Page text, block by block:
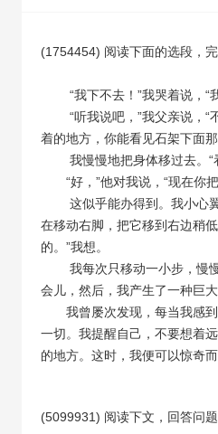
(1754454) 阅读下面的选段，完
《走一
“我下不去！”我哭着说，“
“听我说吧，”我父亲说，“不
着的地方，你能看见石架下面
我慢慢地把身体移过去。“看
“好，”他对我说，“现在你把
这似乎能办得到。我小心翼
在移动右脚，把它移到右边稍
的。”我想。
我每次只移动一小步，慢慢
会儿，然后，我产生了一种巨
我曾屡次发现，每当我感到
一切。我提醒自己，不要想着
的地方。这时，我便可以惊奇
(5099931) 阅读下文，回答问题